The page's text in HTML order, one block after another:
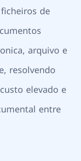
de
arquivo e
resolvendo
elevado e
entre